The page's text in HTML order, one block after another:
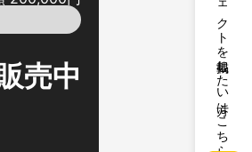
プロジェクトを掲載したい方はこちら
売中